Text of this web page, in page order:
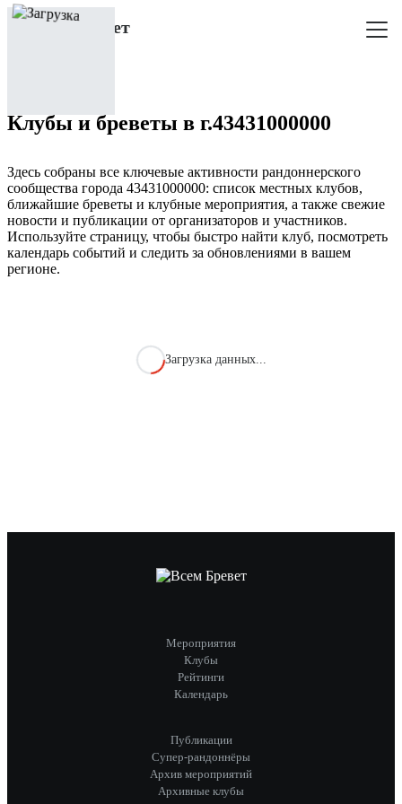
Клубы и бреветы в г.43431000000
Здесь собраны все ключевые активности рандоннерского
сообщества города 43431000000: список местных клубов,
ближайшие бреветы и клубные мероприятия, а также свежие
новости и публикации от организаторов и участников.
Используйте страницу, чтобы быстро найти клуб, посмотреть
календарь событий и следить за обновлениями в вашем
регионе.
Загрузка данных...
Мероприятия
Клубы
Рейтинги
Календарь
Публикации
Супер-рандоннёры
Архив мероприятий
Архивные клубы